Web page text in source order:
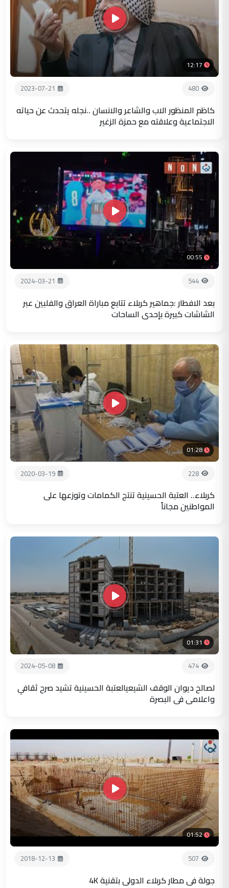
12:17
480
2023-07-21
كاظم المنظور الاب والشاعر والانسان ..نجله يتحدث عن حياته
الاجتماعية وعلاقته مع حمزة الزغير
00:55
544
2024-03-21
بعد الافطار :جماهير كربلاء تتابع مباراة العراق والفلبين عبر
الشاشات كبيرة بإحدى الساحات
01:28
228
2020-03-19
كربلاء.. العتبة الحسينية تنتج الكمامات وتوزعها على
المواطنين مجاناً
01:31
474
2024-05-08
لصالح ديوان الوقف الشيعيالعتبة الحسينية تشيد صرح ثقافي
واعلامي في البصرة
01:52
507
2018-12-13
جولة في مطار كربلاء الدولي بتقنية 4K